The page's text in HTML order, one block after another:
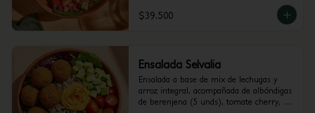
César.
$39.500
Ensalada Selvalia
Ensalada a base de mix de lechugas y
arroz integral, acompañada de albóndigas
de berenjena (5 unds), tomate cherry,